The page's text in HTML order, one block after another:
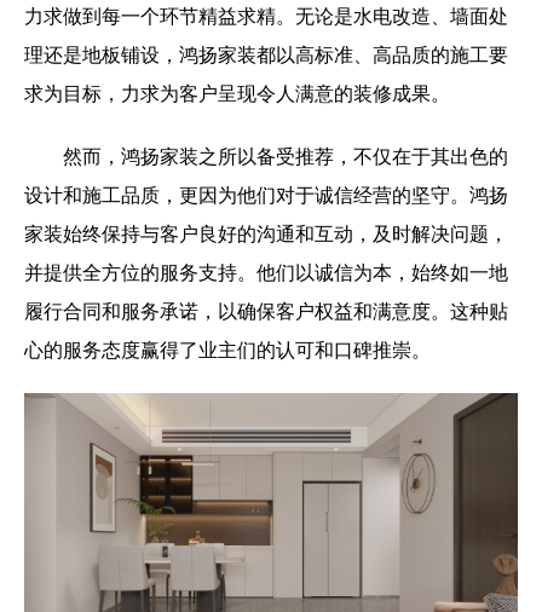
力求做到每一个环节精益求精。无论是水电改造、墙面处
理还是地板铺设，鸿扬家装都以高标准、高品质的施工要
求为目标，力求为客户呈现令人满意的装修成果。
然而，鸿扬家装之所以备受推荐，不仅在于其出色的
设计和施工品质，更因为他们对于诚信经营的坚守。鸿扬
家装始终保持与客户良好的沟通和互动，及时解决问题，
并提供全方位的服务支持。他们以诚信为本，始终如一地
履行合同和服务承诺，以确保客户权益和满意度。这种贴
心的服务态度赢得了业主们的认可和口碑推崇。